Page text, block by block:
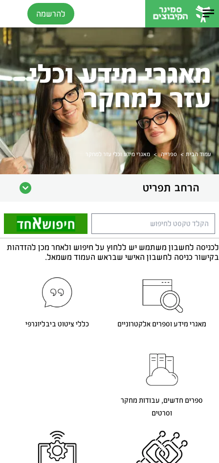
להרשמה
עמוד הבית > ספרייה > מאגרי מידע וכלי עזר למחקר
מאגרי מידע וכלי
עזר למחקר
הרחב תפריט
חיפוש אחד
לכניסה לחשבון משתמש יש ללחוץ על חיפוש ולאחר מכן להזדהות
בקישור כניסה לחשבון האישי שבראש העמוד משמאל.
מאגרי מידע וספרים אלקטרוניים כללי ציטוט ביבליוגרפי
ספרים חדשים, עבודות מחקר
וסרטים